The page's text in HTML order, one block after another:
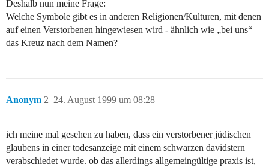
Deshalb nun meine Frage:
Welche Symbole gibt es in anderen Religionen/Kulturen, mit denen
auf einen Verstorbenen hingewiesen wird - ähnlich wie „bei uns“
das Kreuz nach dem Namen?
Anonym 24. August 1999 um 08:28
2
ich meine mal gesehen zu haben, dass ein verstorbener jüdischen
glaubens in einer todesanzeige mit einem schwarzen davidstern
verabschiedet wurde. ob das allerdings allgemeingültige praxis ist,